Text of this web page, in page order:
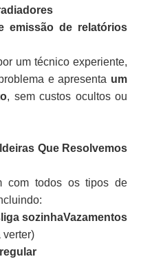
emissão de relatórios
um técnico experiente,
e apresenta um
, sem custos ocultos ou
Que Resolvemos
com todos os tipos de
sozinhaVazamentos
verter)